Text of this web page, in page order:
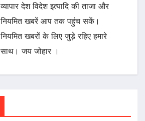
व्यापार देश विदेश इत्यादि की ताजा और
नियमित खबरें आप तक पहुंच सकें।
नियमित खबरों के लिए जुड़े रहिए हमारे
साथ। जय जोहार ।